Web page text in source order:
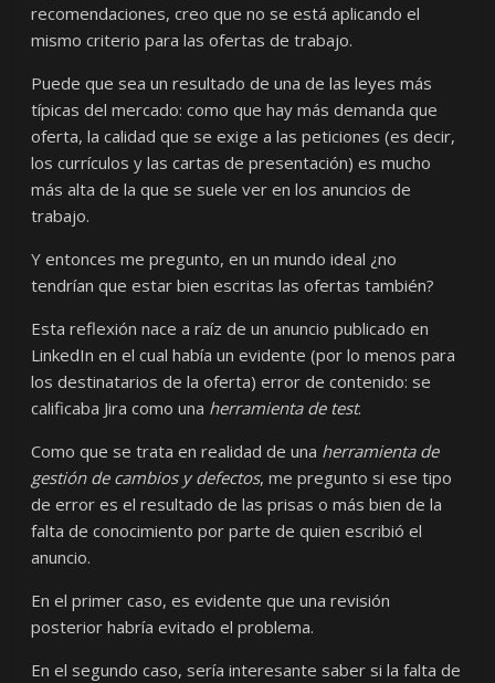
recomendaciones, creo que no se está aplicando el
mismo criterio para las ofertas de trabajo.
Puede que sea un resultado de una de las leyes más
típicas del mercado: como que hay más demanda que
oferta, la calidad que se exige a las peticiones (es decir,
los currículos y las cartas de presentación) es mucho
más alta de la que se suele ver en los anuncios de
trabajo.
Y entonces me pregunto, en un mundo ideal ¿no
tendrían que estar bien escritas las ofertas también?
Esta reflexión nace a raíz de un anuncio publicado en
LinkedIn en el cual había un evidente (por lo menos para
los destinatarios de la oferta) error de contenido: se
calificaba Jira como una herramienta de test.
Como que se trata en realidad de una herramienta de
gestión de cambios y defectos, me pregunto si ese tipo
de error es el resultado de las prisas o más bien de la
falta de conocimiento por parte de quien escribió el
anuncio.
En el primer caso, es evidente que una revisión
posterior habría evitado el problema.
En el segundo caso, sería interesante saber si la falta de